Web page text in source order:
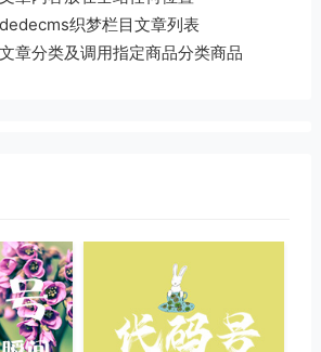
织梦栏目文章列表
章分类及调用指定商品分类商品